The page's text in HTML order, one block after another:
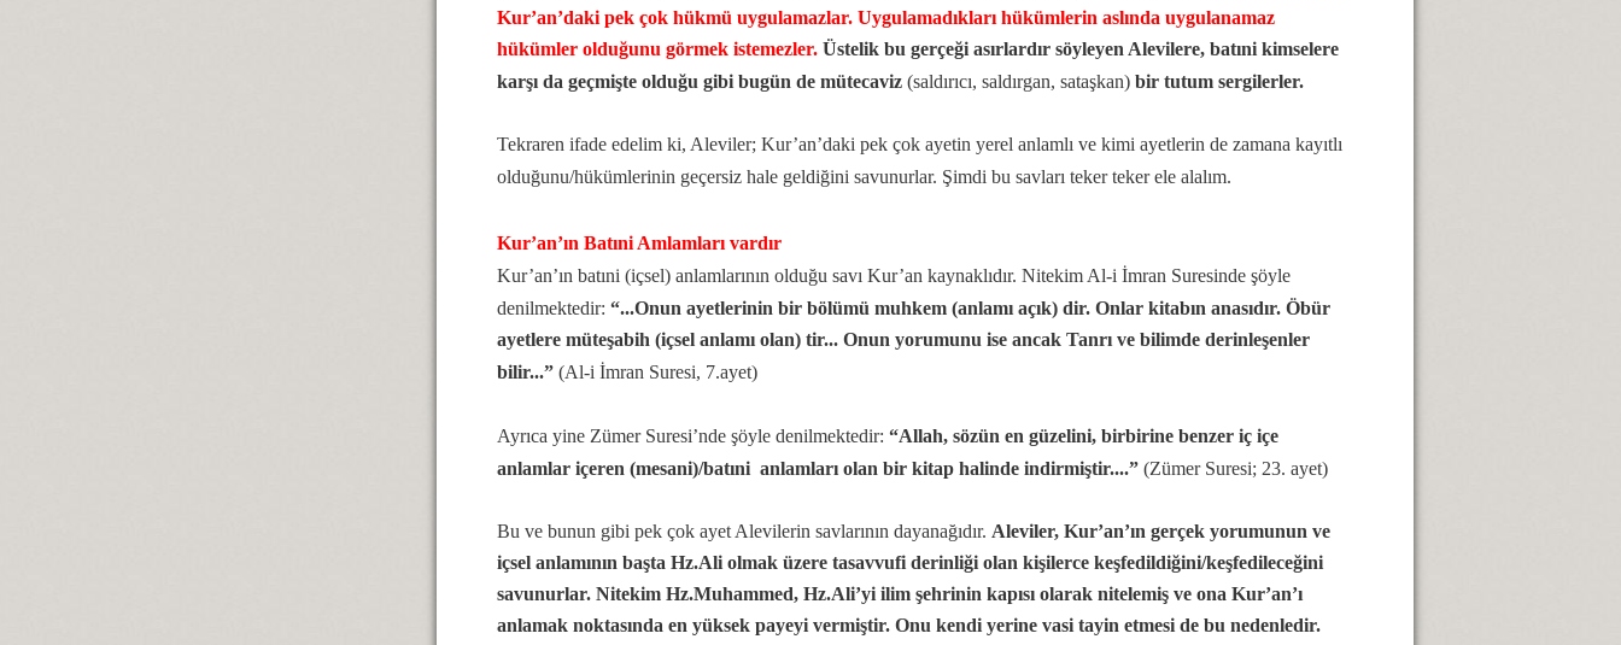
Kur’an’daki pek çok hükmü uygulamazlar. Uygulamadıkları hükümlerin aslında uygulanamaz
hükümler olduğunu görmek istemezler. Üstelik bu gerçeği asırlardır söyleyen Alevilere, batıni kimselere
karşı da geçmişte olduğu gibi bugün de mütecaviz (saldırıcı, saldırgan, sataşkan) bir tutum sergilerler.
Tekraren ifade edelim ki, Aleviler; Kur’an’daki pek çok ayetin yerel anlamlı ve kimi ayetlerin de zamana kayıtlı
olduğunu/hükümlerinin geçersiz hale geldiğini savunurlar. Şimdi bu savları teker teker ele alalım.
Kur’an’ın Batıni Amlamları vardır
Kur’an’ın batıni (içsel) anlamlarının olduğu savı Kur’an kaynaklıdır. Nitekim Al-i İmran Suresinde şöyle
denilmektedir: “...Onun ayetlerinin bir bölümü muhkem (anlamı açık) dir. Onlar kitabın anasıdır. Öbür
ayetlere müteşabih (içsel anlamı olan) tir... Onun yorumunu ise ancak Tanrı ve bilimde derinleşenler
bilir...” (Al-i İmran Suresi, 7.ayet)
Ayrıca yine Zümer Suresi’nde şöyle denilmektedir: “Allah, sözün en güzelini, birbirine benzer iç içe
anlamlar içeren (mesani)/batıni anlamları olan bir kitap halinde indirmiştir....” (Zümer Suresi; 23. ayet)
Bu ve bunun gibi pek çok ayet Alevilerin savlarının dayanağıdır. Aleviler, Kur’an’ın gerçek yorumunun ve
içsel anlamının başta Hz.Ali olmak üzere tasavvufi derinliği olan kişilerce keşfedildiğini/keşfedileceğini
savunurlar. Nitekim Hz.Muhammed, Hz.Ali’yi ilim şehrinin kapısı olarak nitelemiş ve ona Kur’an’ı
anlamak noktasında en yüksek payeyi vermiştir. Onu kendi yerine vasi tayin etmesi de bu nedenledir.